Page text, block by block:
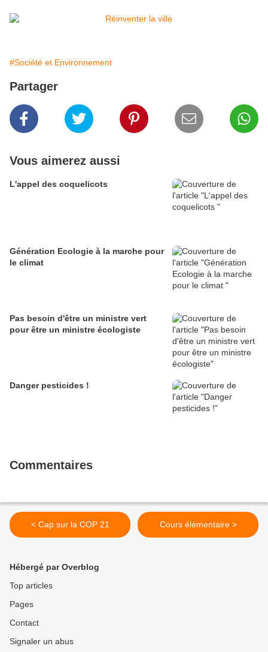
#Société et Environnement
Partager
Vous aimerez aussi
L'appel des coquelicots
Génération Ecologie à la marche pour
le climat
Pas besoin d'être un ministre vert
pour être un ministre écologiste
Danger pesticides !
Commentaires
< Cap sur la COP 21 Cours élémentaire >
Hébergé par Overblog
Top articles
Pages
Contact
Signaler un abus